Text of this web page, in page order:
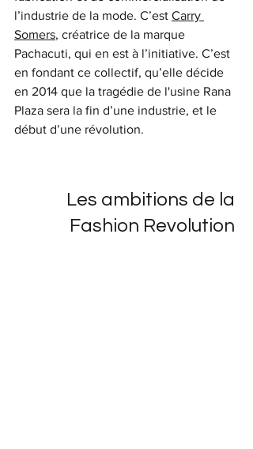
l’industrie de la mode. C’est Carry
Somers, créatrice de la marque
Pachacuti, qui en est à l’initiative. C’est
en fondant ce collectif, qu’elle décide
en 2014 que la tragédie de l'usine Rana
Plaza sera la fin d’une industrie, et le
début d’une révolution.
Les ambitions de la
Fashion Revolution